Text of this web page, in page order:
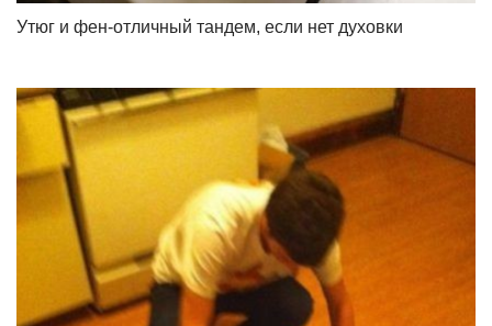
Утюг и фен-отличный тандем, если нет духовки